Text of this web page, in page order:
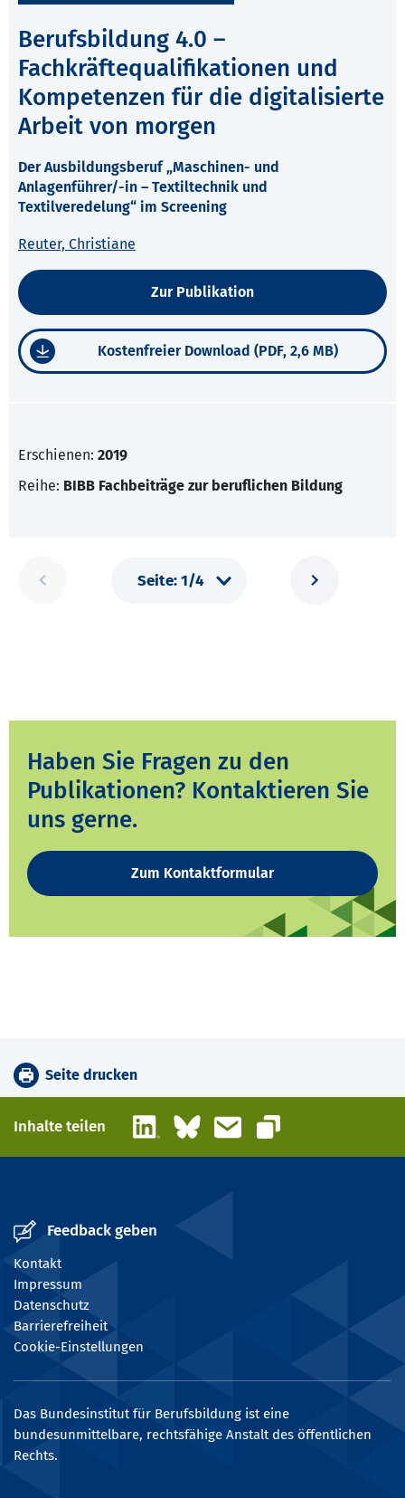
Berufsbildung 4.0 –
Fachkräftequalifikationen und
Kompetenzen für die digitalisierte
Arbeit von morgen
Der Ausbildungsberuf „Maschinen- und
Anlagenführer/-in – Textiltechnik und
Textilveredelung“ im Screening
Reuter, Christiane
Zur Publikation
Kostenfreier Download (PDF, 2,6 MB)
Erschienen: 2019
Reihe: BIBB Fachbeiträge zur beruflichen Bildung
Haben Sie Fragen zu den
Publikationen? Kontaktieren Sie
uns gerne.
Zum Kontaktformular
Seite drucken
Inhalte teilen LinkedInBlueskyE-Mail
Link kopieren
Feedback geben
Kontakt
Impressum
Datenschutz
Barrierefreiheit
Cookie-Einstellungen
Das Bundesinstitut für Berufsbildung ist eine
bundesunmittelbare, rechtsfähige Anstalt des öffentlichen
Rechts.